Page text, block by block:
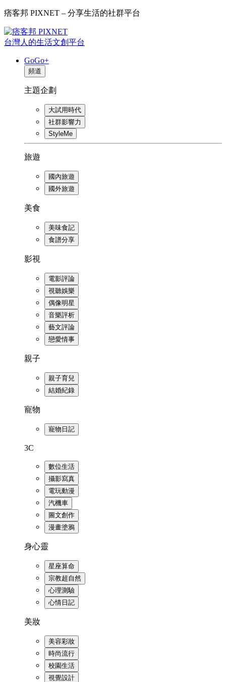
痞客邦 PIXNET – 分享生活的社群平台
台灣人的生活文創平台
GoGo+
頻道
主題企劃
大試用時代
社群影響力
StyleMe
旅遊
國內旅遊
國外旅遊
美食
美味食記
食譜分享
影視
電影評論
視聽娛樂
偶像明星
音樂評析
藝文評論
戀愛情事
親子
親子育兒
結婚紀錄
寵物
寵物日記
3C
數位生活
攝影寫真
電玩動漫
汽機車
圖文創作
漫畫塗鴉
身心靈
星座算命
宗教超自然
心理測驗
心情日記
美妝
美容彩妝
時尚流行
校園生活
視覺設計